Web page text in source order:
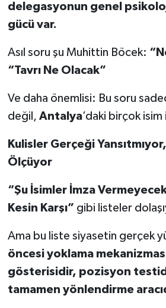
delegasyonun genel
gücü var.
Asıl soru şu Muhittin Böcek:
“Tavrı Ne Olacak”
Ve daha önemlisi: Bu soru
değil, Antalya’daki birçok
Kulisler Gerçeği
Ölçüyor
“Şu İsimler İmza
Kesin Karşı” gibi listeler
Ama bu liste siyasetin gerçek
öncesi yoklama
gösterisidir, pozisyon
tamamen yönlendirme